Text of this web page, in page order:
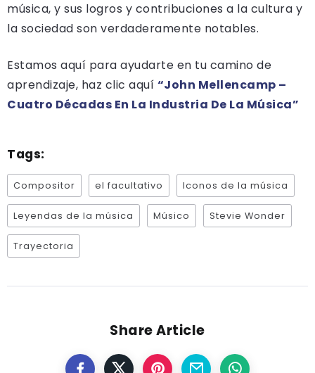
música, y sus logros y contribuciones a la cultura y
la sociedad son verdaderamente notables.
Estamos aquí para ayudarte en tu camino de
aprendizaje, haz clic aquí “John Mellencamp –
Cuatro Décadas En La Industria De La Música”
Tags:
Compositor el facultativo Iconos de la música
Leyendas de la música Músico Stevie Wonder
Trayectoria
Share Article